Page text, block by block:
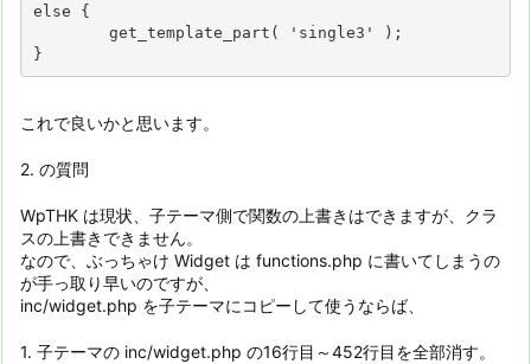
else {
}
これで良いかと思います。
2. の質問
WpTHK は現状、子テーマ側で関数の上書きはできますが、クラ
スの上書きできません。
なので、ぶっちゃけ Widget は functions.php に書いてしまうの
が手っ取り早いのですが、
inc/widget.php を子テーマにコピーして使うならば、
1. 子テーマの inc/widget.php の16行目～452行目を全部消す。